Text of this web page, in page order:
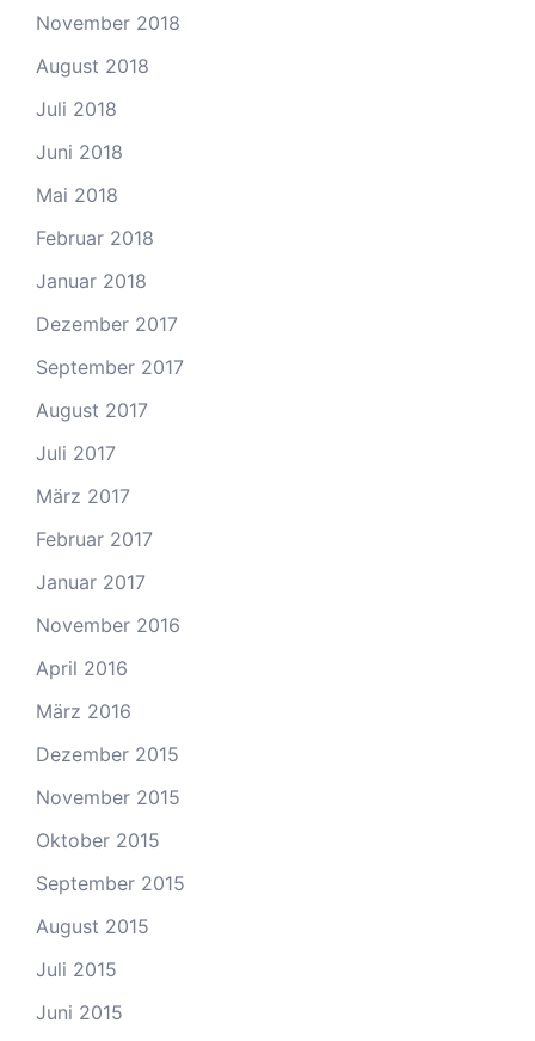
November 2018
August 2018
Juli 2018
Juni 2018
Mai 2018
Februar 2018
Januar 2018
Dezember 2017
September 2017
August 2017
Juli 2017
März 2017
Februar 2017
Januar 2017
November 2016
April 2016
März 2016
Dezember 2015
November 2015
Oktober 2015
September 2015
August 2015
Juli 2015
Juni 2015